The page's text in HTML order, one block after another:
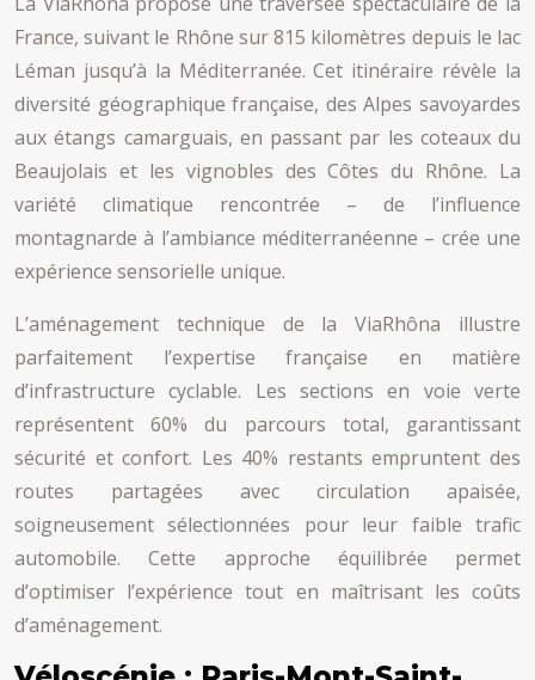
France, suivant le Rhône sur 815 kilomètres depuis le lac
Léman jusqu’à la Méditerranée. Cet itinéraire révèle la
diversité géographique française, des Alpes savoyardes
aux étangs camarguais, en passant par les coteaux du
Beaujolais et les vignobles des Côtes du Rhône. La
variété climatique rencontrée – de l’influence
montagnarde à l’ambiance méditerranéenne – crée une
expérience sensorielle unique.
L’aménagement technique de la ViaRhôna illustre
parfaitement l’expertise française en matière
d’infrastructure cyclable. Les sections en voie verte
représentent 60% du parcours total, garantissant
sécurité et confort. Les 40% restants empruntent des
routes partagées avec circulation apaisée,
soigneusement sélectionnées pour leur faible trafic
automobile. Cette approche équilibrée permet
d’optimiser l’expérience tout en maîtrisant les coûts
d’aménagement.